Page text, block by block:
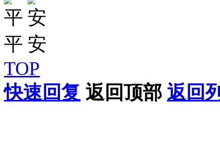
TOP
快速回复 返回顶部 返回